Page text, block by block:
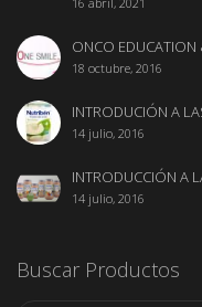
ONCO EDUCATION
18 octubre, 2016
INTRODUCIÓN A
14 julio, 2016
INTRODUCCIÓN A
14 julio, 2016
Buscar Productos